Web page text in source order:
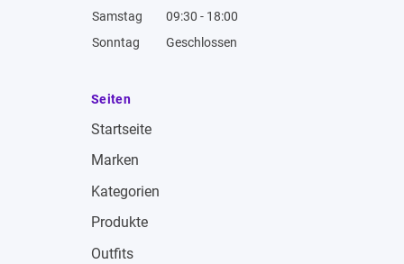
Samstag
09:30 - 18:00
Sonntag
Geschlossen
Seiten
Startseite
Marken
Kategorien
Produkte
Outfits